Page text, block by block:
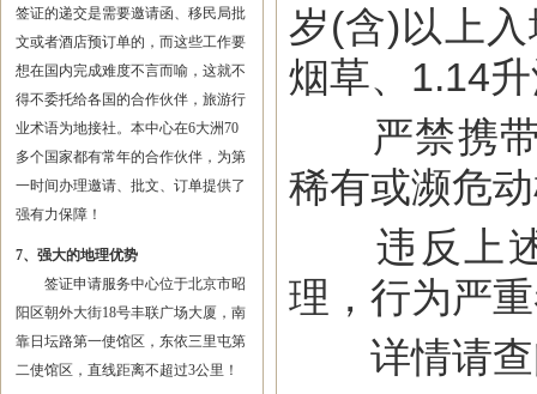
签证的递交是需要邀请函、移民局批
文或者酒店预订单的，而这些工作要
想在国内完成难度不言而喻，这就不
得不委托给各国的合作伙伴，旅游行
业术语为地接社。本中心在6大洲70
多个国家都有常年的合作伙伴，为第
一时间办理邀请、批文、订单提供了
强有力保障！
7、强大的地理优势
签证申请服务中心位于北京市昭
阳区朝外大街18号丰联广场大厦，南
靠日坛路第一使馆区，东依三里屯第
二使馆区，直线距离不超过3公里！
岁(含)以上
烟草、1.14
严禁携带
稀有或濒危
违反上述
理，行为严
详情请查